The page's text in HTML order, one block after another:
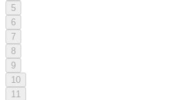
5
6
7
8
9
10
11